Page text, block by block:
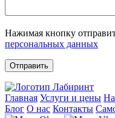
Нажимая кнопку
персональных данных
Отправить
Главная Услуги и цены
Блог О нас Контакты